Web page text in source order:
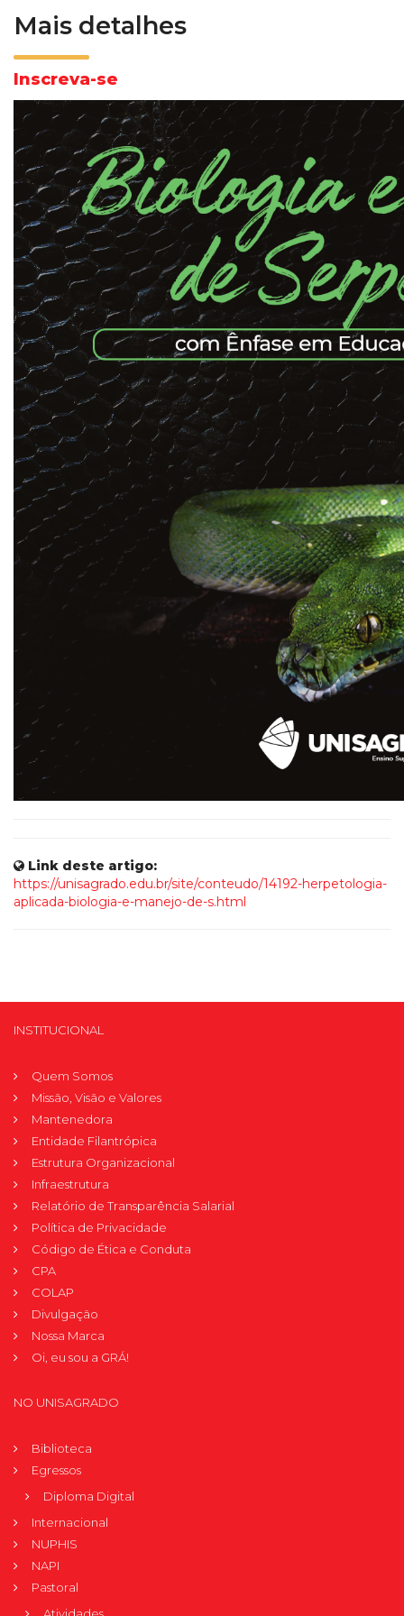
Mais detalhes
Inscreva-se
Link deste artigo:
https://unisagrado.edu.br/site/conteudo/14192-herpetologia-
aplicada-biologia-e-manejo-de-s.html
INSTITUCIONAL
Quem Somos
Missão, Visão e Valores
Mantenedora
Entidade Filantrópica
Estrutura Organizacional
Infraestrutura
Relatório de Transparência Salarial
Política de Privacidade
Código de Ética e Conduta
CPA
COLAP
Divulgação
Nossa Marca
Oi, eu sou a GRÁ!
NO UNISAGRADO
Biblioteca
Egressos
Diploma Digital
Internacional
NUPHIS
NAPI
Pastoral